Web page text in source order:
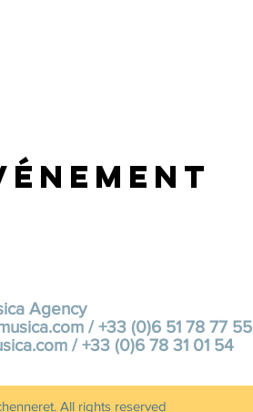
Agency
/ +33 (0)6 51 78 77 55
/ +33 (0)6 78 31 01 54
All rights reserved